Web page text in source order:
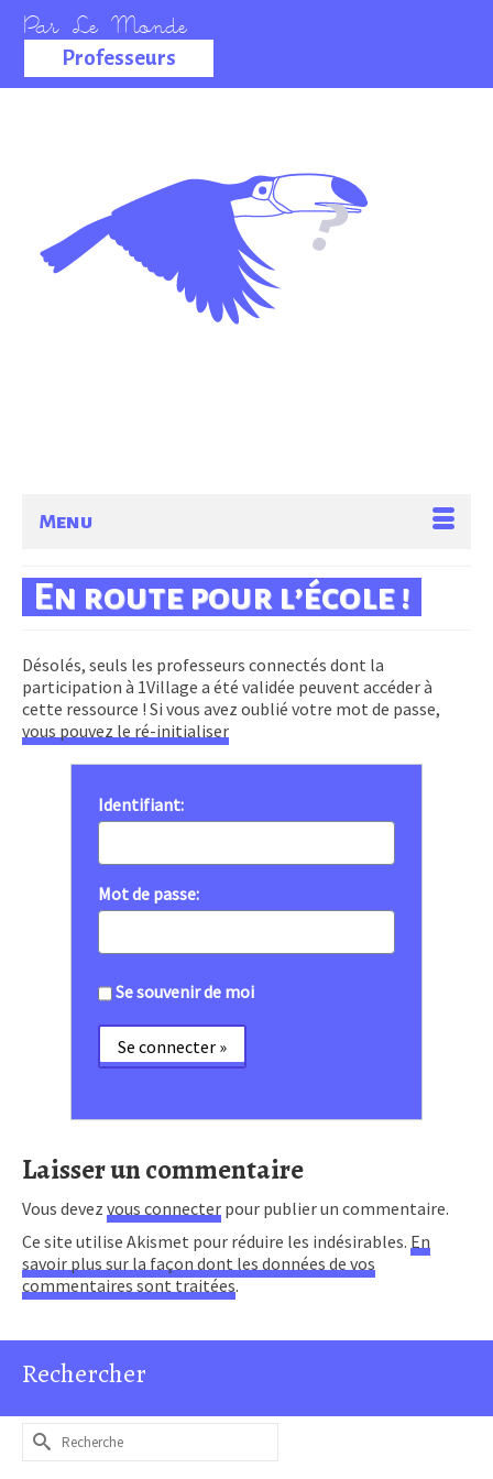
Professeurs
La salle des
professeurs
Menu
En route pour l’école !
Désolés, seuls les professeurs connectés dont la
participation à 1Village a été validée peuvent accéder à
cette ressource ! Si vous avez oublié votre mot de passe,
vous pouvez le ré-initialiser
Identifiant:
Mot de passe:
Se souvenir de moi
Laisser un commentaire
Vous devez vous connecter pour publier un commentaire.
Ce site utilise Akismet pour réduire les indésirables. En
savoir plus sur la façon dont les données de vos
commentaires sont traitées.
Rechercher
Rechercher :